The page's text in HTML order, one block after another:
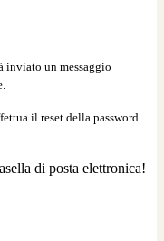
inviato un messaggio
il reset della password
di posta elettronica!